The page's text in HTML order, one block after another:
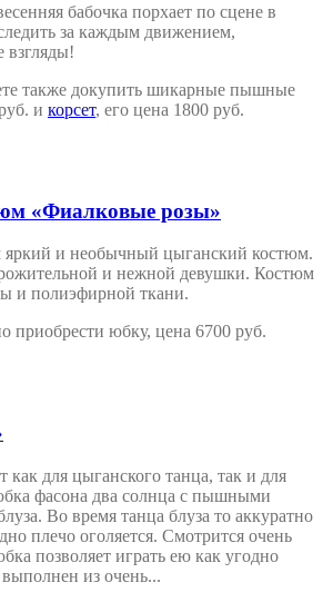
бабочка порхает по сцене в
за каждым движением,
взгляды!
также докупить шикарные пышные
и корсет, его цена 1800 руб.
«Фиалковые розы»
и необычный цыганский костюм.
и нежной девушки. Костюм
и полиэфирной ткани.
приобрести юбку, цена 6700 руб.
как для цыганского танца, так и для
фасона два солнца с пышными
Во время танца блуза то аккуратно
плечо оголяется. Смотрится очень
позволяет играть ею как угодно
из очень...